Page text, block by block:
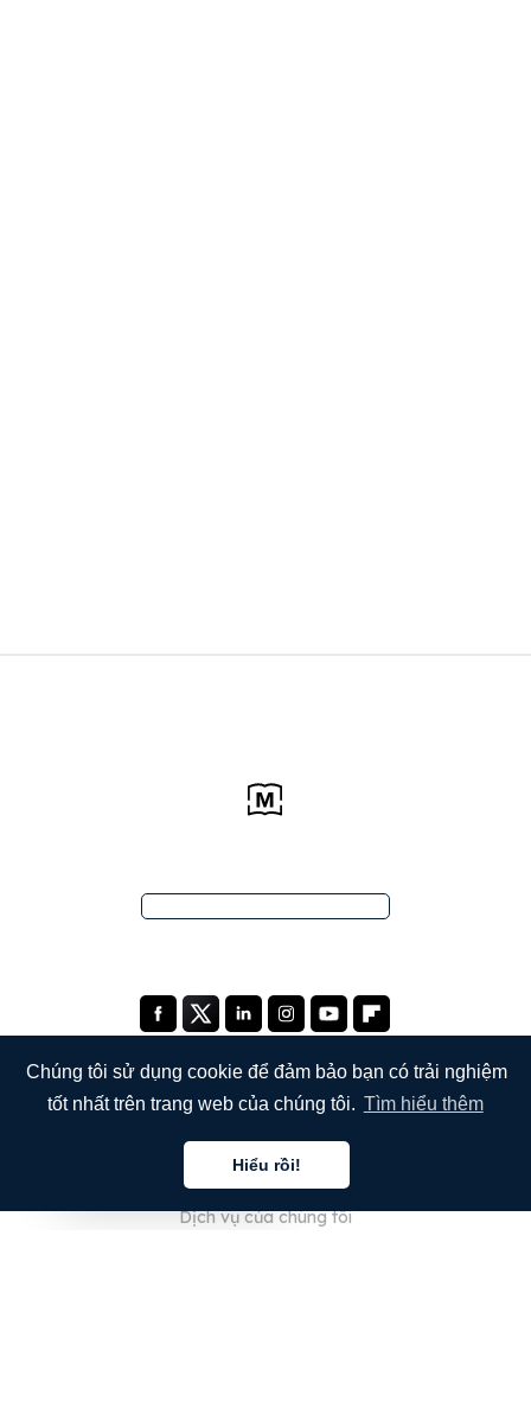
Chúng tôi sử dụng cookie để đảm bảo bạn có trải nghiệm
tốt nhất trên trang web của chúng tôi. Tìm hiểu thêm
Hiểu rồi!
Giới thiệu về chúng tôi
Dịch vụ của chúng tôi
Tiếng việt